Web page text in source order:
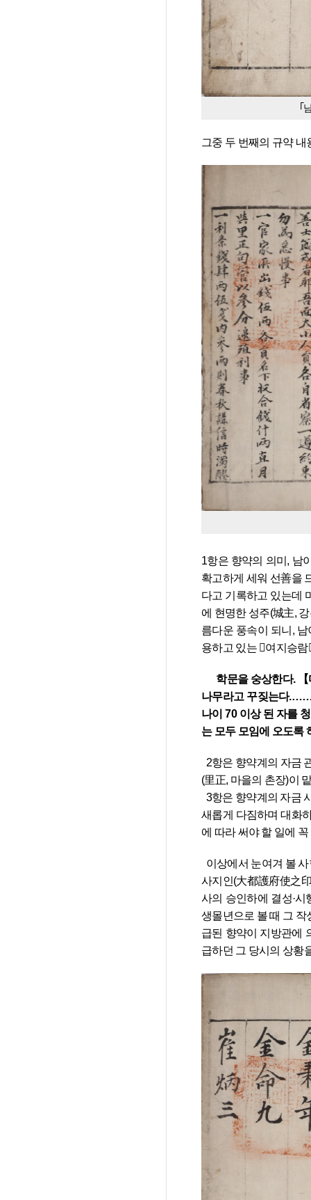
｢
그중 두 번째의 규약
1항은 향약의 의미, 남
확고하게 세워 선善을
다고 기록하고 있는데
에 현명한 성주(城主,
름다운 풍속이 되니,
용하고 있는 󰡔여지승
나무라고 꾸짖는다
나이 70 이상 된 자를
(里正, 마을의 촌장)이
새롭게 다짐하며 대화
에 따라 써야 할 일에
사지인(大都護府使之
사의 승인하에 결성·
생몰년으로 볼 때 그 작
급된 향약이 지방관에
급하던 그 당시의 상황